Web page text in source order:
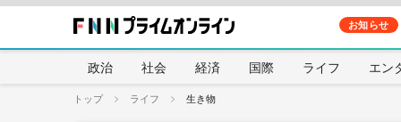
お知らせ
政治 社会 経済 国際 ライフ エン
トップ ライフ 生き物